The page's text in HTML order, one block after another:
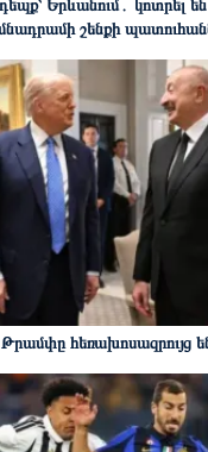
Երևանում․ կոտրել են
շենքի
հեռախոսազրույց են